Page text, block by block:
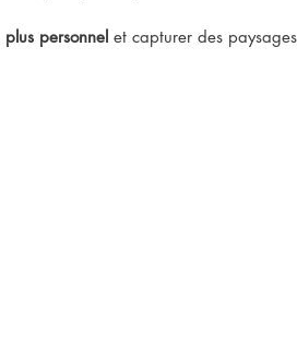
plus personnel et capturer des